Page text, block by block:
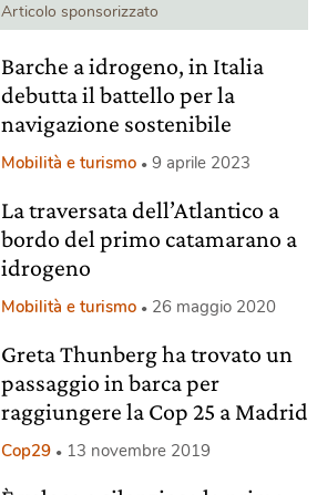
Articolo sponsorizzato
Barche a idrogeno, in Italia
debutta il battello per la
navigazione sostenibile
Mobilità e turismo 9 aprile 2023
La traversata dell’Atlantico a
bordo del primo catamarano a
idrogeno
Mobilità e turismo 26 maggio 2020
Greta Thunberg ha trovato un
passaggio in barca per
raggiungere la Cop 25 a Madrid
Cop29 13 novembre 2019